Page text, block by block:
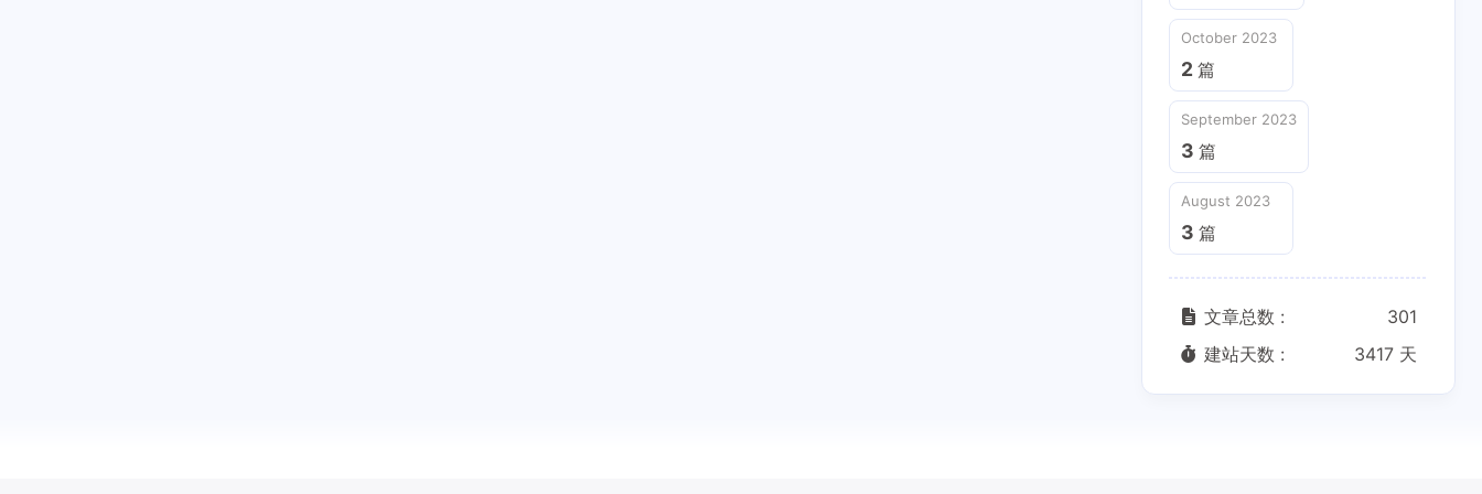
October 2023
2 篇
September 2023
3 篇
August 2023
3 篇
文章总数 :
301
建站天数 :
3417 天